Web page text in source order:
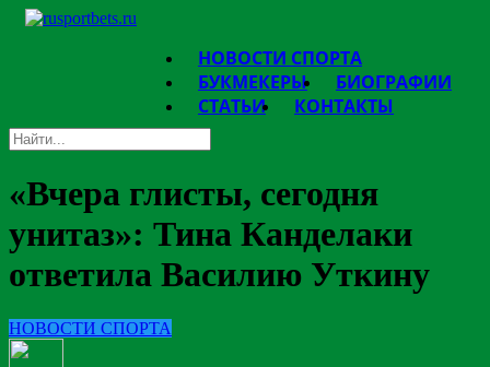
НОВОСТИ СПОРТА
БУКМЕКЕРЫ
БИОГРАФИИ
СТАТЬИ
КОНТАКТЫ
«Вчера глисты, сегодня
унитаз»: Тина Канделаки
ответила Василию Уткину
НОВОСТИ СПОРТА